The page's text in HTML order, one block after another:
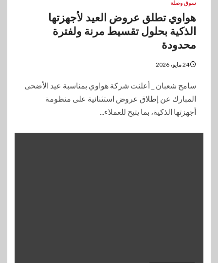
سوق وصلة
هواوي تطلق عروض العيد لأجهزتها
الذكية بحلول تقسيط مرنة ولفترة
محدودة
24 مايو، 2026
سامح شعبان _ أعلنت شركة هواوي بمناسبة عيد الأضحى
المبارك عن إطلاق عروض استثنائية على منظومة
أجهزتها الذكية، بما يتيح للعملاء...